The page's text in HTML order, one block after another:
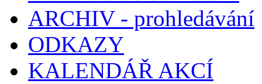
ARCHIV - prohledávání
ODKAZY
KALENDÁŘ AKCÍ